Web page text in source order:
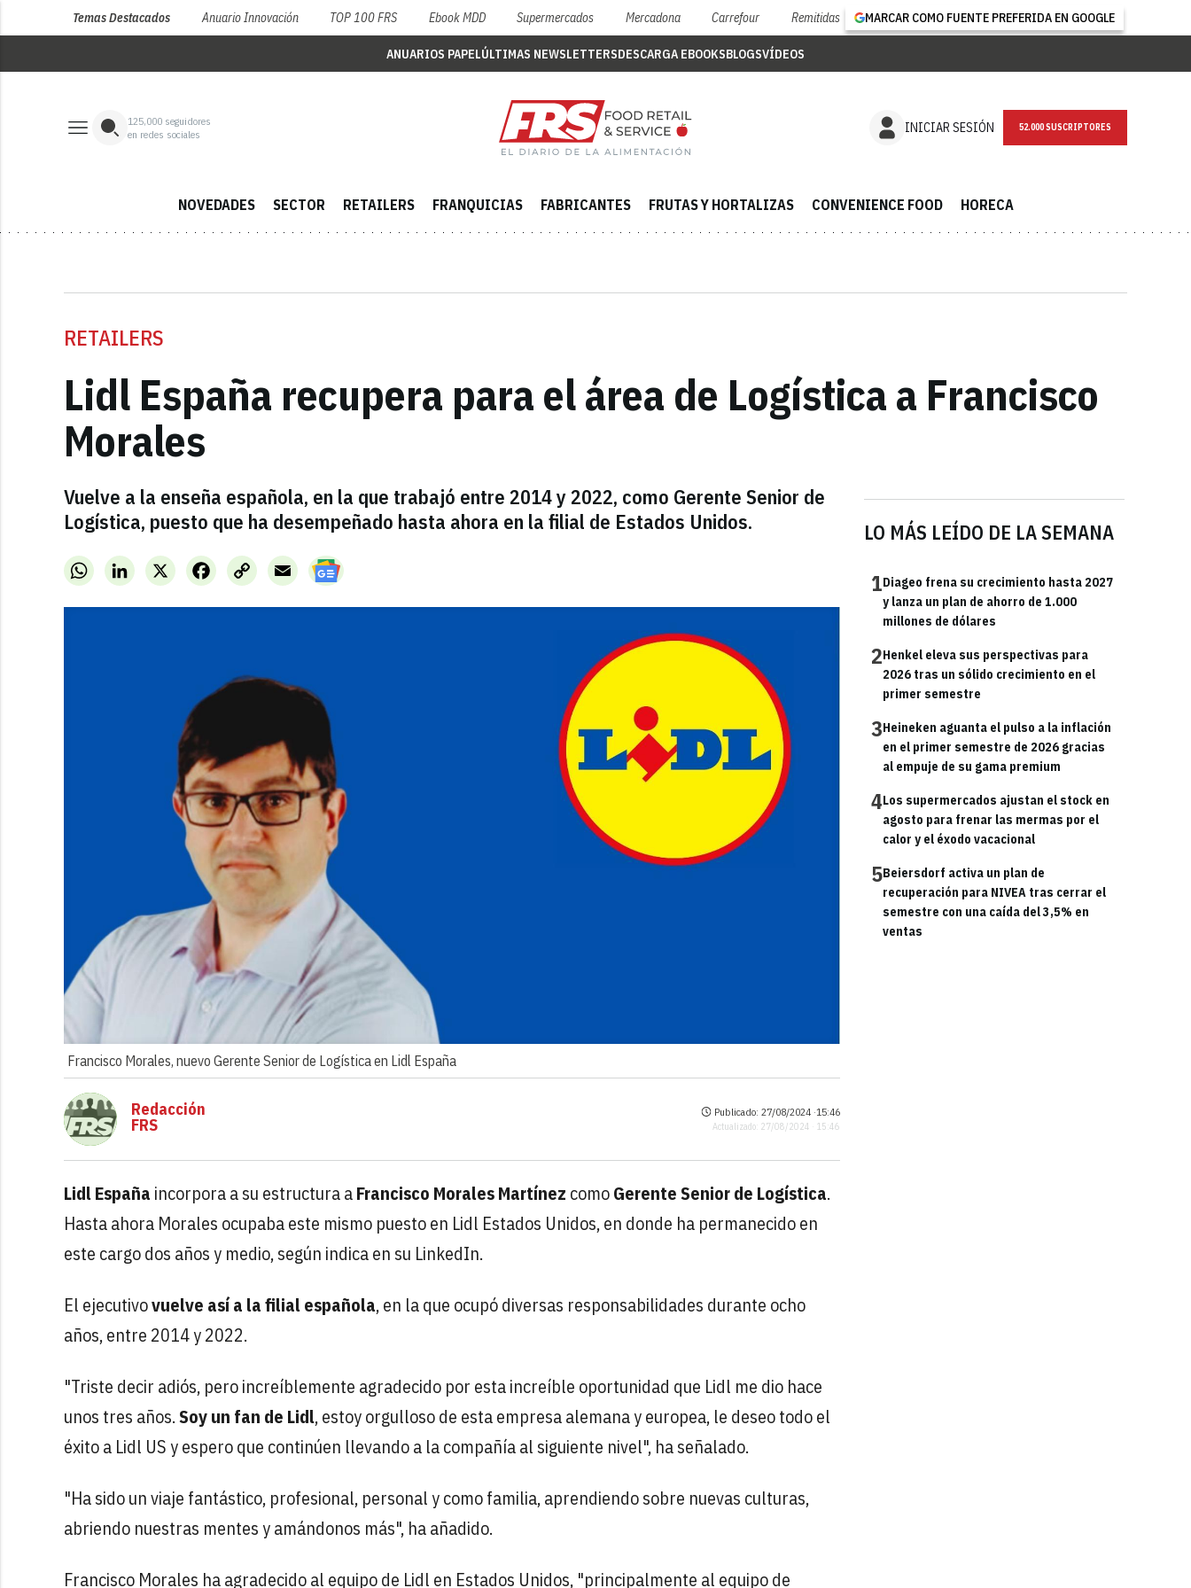
Temas Destacados Anuario Innovación TOP 100 FRS Ebook MDD Supermercados Mercadona Carrefour Remitidas MARCAR COMO FUENTE PREFERIDA EN GOOGLE
ANUARIOS PAPELÚLTIMAS NEWSLETTERSDESCARGA EBOOKSBLOGSVÍDEOS
125,000 seguidores
en redes sociales
INICIAR SESIÓN NEWSLETTER
NOVEDADES SECTOR RETAILERS FRANQUICIAS FABRICANTES FRUTAS Y HORTALIZAS CONVENIENCE FOOD HORECA
RETAILERS
Lidl España recupera para el área de Logística a Francisco
Morales
Vuelve a la enseña española, en la que trabajó entre 2014 y 2022, como Gerente Senior de
Logística, puesto que ha desempeñado hasta ahora en la filial de Estados Unidos.
WhatsAppLinkedInX FacebookCopy
Link
Email
Francisco Morales, nuevo Gerente Senior de Logística en Lidl España
LO MÁS LEÍDO DE LA SEMANA
1Diageo frena su crecimiento hasta 2027
y lanza un plan de ahorro de 1.000
millones de dólares
2Henkel eleva sus perspectivas para
2026 tras un sólido crecimiento en el
primer semestre
3Heineken aguanta el pulso a la inflación
en el primer semestre de 2026 gracias
al empuje de su gama premium
4Los supermercados ajustan el stock en
agosto para frenar las mermas por el
calor y el éxodo vacacional
5Beiersdorf activa un plan de
recuperación para NIVEA tras cerrar el
semestre con una caída del 3,5% en
ventas
Redacción
FRS
Publicado: 27/08/2024 ·15:46
Actualizado: 27/08/2024 · 15:46
Lidl España incorpora a su estructura aFrancisco Morales Martínez comoGerente Senior de Logística.
Hasta ahora Morales ocupaba este mismo puesto en Lidl Estados Unidos, en donde ha permanecido en
este cargo dos años y medio, según indica en su LinkedIn.
El ejecutivovuelve así a la filial española, en la que ocupó diversas responsabilidades durante ocho
años, entre 2014 y 2022.
"Triste decir adiós, pero increíblemente agradecido por esta increíble oportunidad que Lidl me dio hace
unos tres años.Soy un fan de Lidl, estoy orgulloso de esta empresa alemana y europea, le deseo todo el
éxito a Lidl US y espero que continúen llevando a la compañía al siguiente nivel", ha señalado.
"Ha sido un viaje fantástico, profesional, personal y como familia, aprendiendo sobre nuevas culturas,
abriendo nuestras mentes y amándonos más", ha añadido.
Francisco Morales ha agradecido al equipo de Lidl en Estados Unidos, "principalmente al equipo de